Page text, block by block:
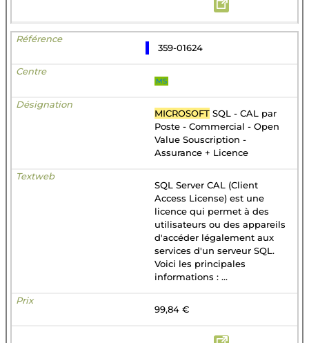
359-01624
MS
MICROSOFT SQL - CAL par
Poste - Commercial - Open
Value Souscription -
Assurance + Licence
SQL Server CAL (Client
Access License) est une
licence qui permet à des
utilisateurs ou des appareils
d'accéder légalement aux
services d'un serveur SQL.
Voici les principales
informations : ...
99,84 €